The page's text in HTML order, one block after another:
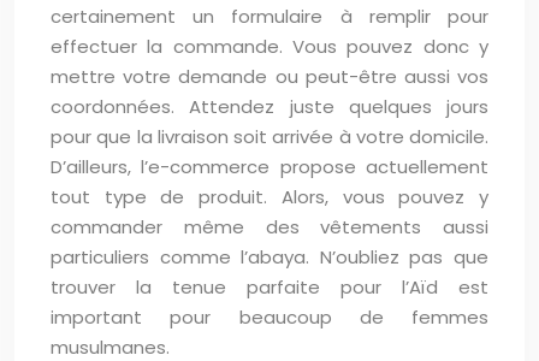
certainement un formulaire à remplir pour
effectuer la commande. Vous pouvez donc y
mettre votre demande ou peut-être aussi vos
coordonnées. Attendez juste quelques jours
pour que la livraison soit arrivée à votre domicile.
D’ailleurs, l’e-commerce propose actuellement
tout type de produit. Alors, vous pouvez y
commander même des vêtements aussi
particuliers comme l’abaya. N’oubliez pas que
trouver la tenue parfaite pour l’Aïd est
important pour beaucoup de femmes
musulmanes.